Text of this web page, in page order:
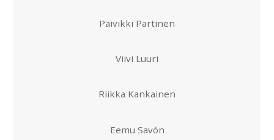
Päivikki Partinen
Viivi Luuri
Riikka Kankainen
Eemu Savón